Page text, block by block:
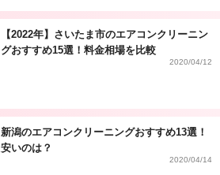
【2022年】さいたま市のエアコンクリーニン
グおすすめ15選！料金相場を比較
2020/04/12
新潟のエアコンクリーニングおすすめ13選！
安いのは？
2020/04/14